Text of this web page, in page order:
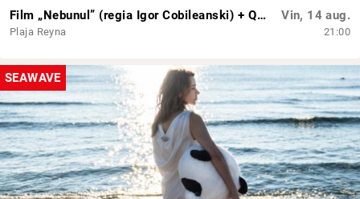
Film „Nebunul” (regia Igor Cobileanski) + Q&A cu echipa
Plaja Reyna
Vin, 14 aug.
21:00
SEAWAVE